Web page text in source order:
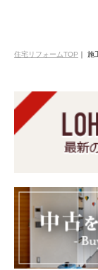
住宅リフォームTOP 施